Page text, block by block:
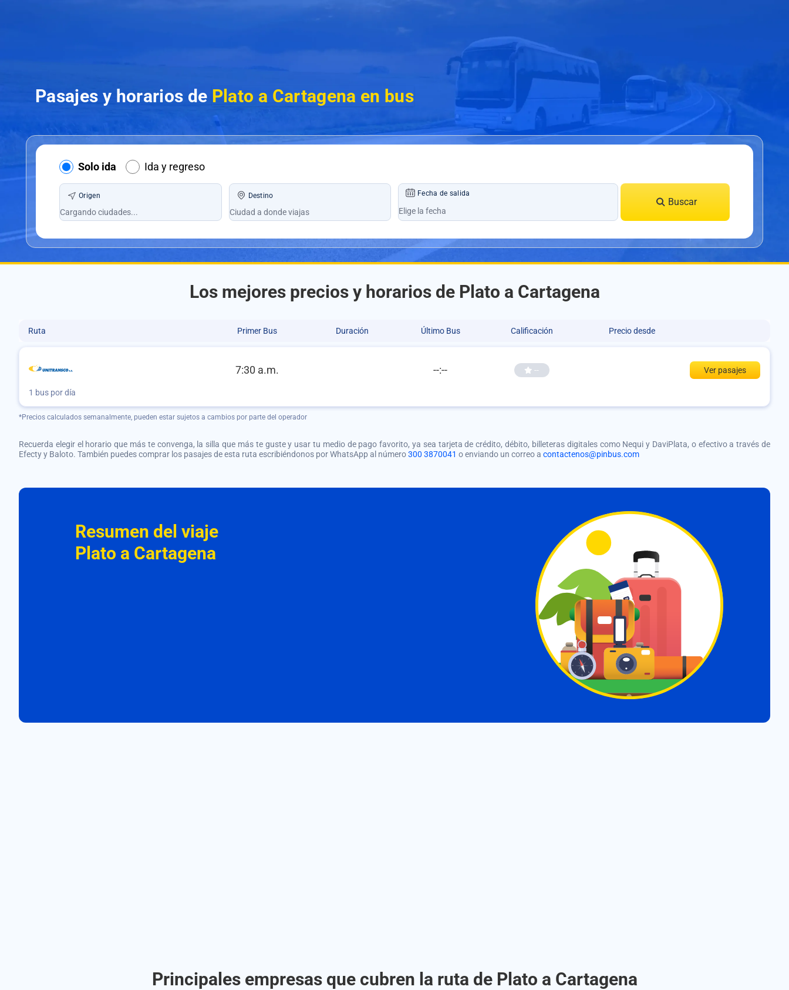
Pasajes y horarios de Plato a Cartagena en bus
Solo ida Ida y regreso
Origen Destino Fecha de salida
Buscar
Los mejores precios y horarios de Plato a Cartagena
Ruta Primer Bus Duración Último Bus Calificación Precio desde
7:30 a.m. --:-- -- Ver pasajes
1 bus por día
*Precios calculados semanalmente, pueden estar sujetos a cambios por parte del operador
Recuerda elegir el horario que más te convenga, la silla que más te guste y usar tu medio de pago favorito, ya sea tarjeta de crédito, débito, billeteras digitales como Nequi y DaviPlata, o efectivo a través de
Efecty y Baloto. También puedes comprar los pasajes de esta ruta escribiéndonos por WhatsApp al número300 3870041 o enviando un correo a contactenos@pinbus.com
Resumen del viaje
Plato a Cartagena
Principales empresas que cubren la ruta de Plato a Cartagena